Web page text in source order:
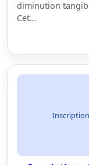
diminution
Cet…